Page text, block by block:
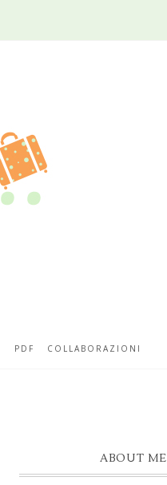
PDF COLLABORAZIONI
ABOUT ME